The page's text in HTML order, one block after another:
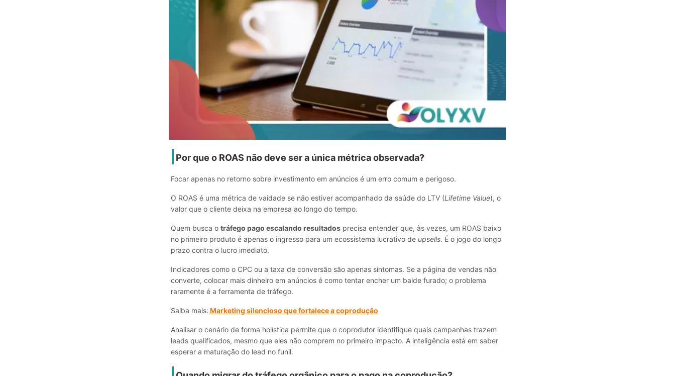
Por que o ROAS não deve ser a única métrica observada?
Focar apenas no retorno sobre investimento em anúncios é um erro comum e perigoso.
O ROAS é uma métrica de vaidade se não estiver acompanhado da saúde do LTV (Lifetime Value), o
valor que o cliente deixa na empresa ao longo do tempo.
Quem busca o tráfego pago escalando resultados precisa entender que, às vezes, um ROAS baixo
no primeiro produto é apenas o ingresso para um ecossistema lucrativo de upsells. É o jogo do longo
prazo contra o lucro imediato.
Indicadores como o CPC ou a taxa de conversão são apenas sintomas. Se a página de vendas não
converte, colocar mais dinheiro em anúncios é como tentar encher um balde furado; o problema
raramente é a ferramenta de tráfego.
Saiba mais: Marketing silencioso que fortalece a coprodução
Analisar o cenário de forma holística permite que o coprodutor identifique quais campanhas trazem
leads qualificados, mesmo que eles não comprem no primeiro impacto. A inteligência está em saber
esperar a maturação do lead no funil.